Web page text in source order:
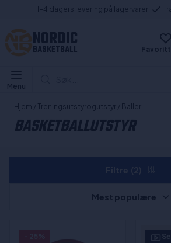
1-4 dagers levering på lagervarer
NORDIC
BASKETBALL
Menu
Hjem / Treningsutstyrogutstyr / Baller
BASKETBALLUTSTYR
Mest populære